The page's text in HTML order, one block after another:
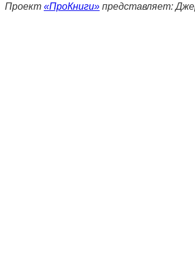
Проект «ПроКниги» представляет: